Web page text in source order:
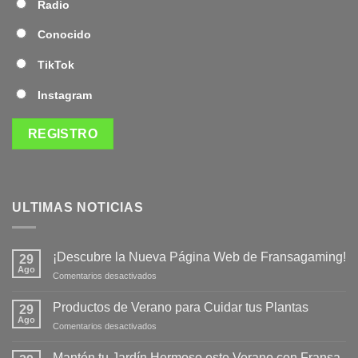
Radio
Conocido
TikTok
Instagram
ULTIMAS NOTICIAS
29
Ago
¡Descubre la Nueva Página Web de Fransagaming!
Comentarios desactivados
Nueva
29
Ago
Productos de Verano para Cuidar tus Plantas
Comentarios desactivados
de